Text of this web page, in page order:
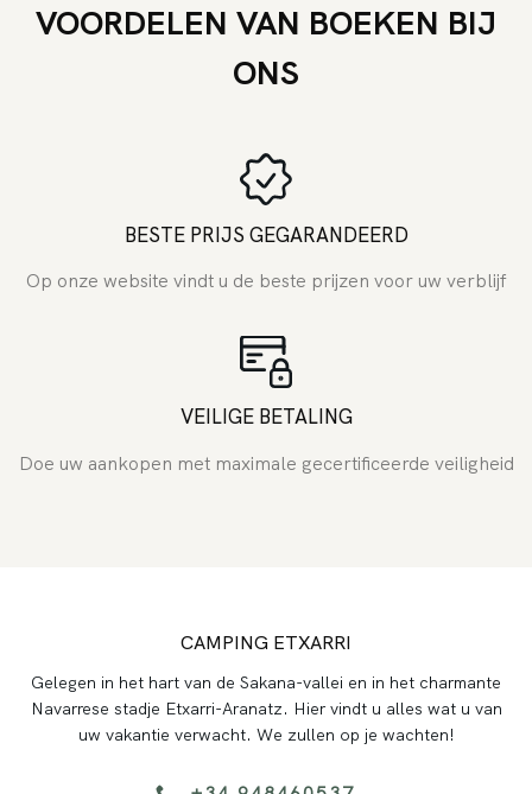
VOORDELEN VAN BOEKEN BIJ
ONS
BESTE PRIJS GEGARANDEERD
Op onze website vindt u de beste prijzen voor uw verblijf
VEILIGE BETALING
Doe uw aankopen met maximale gecertificeerde veiligheid
CAMPING ETXARRI
Gelegen in het hart van de Sakana-vallei en in het charmante
Navarrese stadje Etxarri-Aranatz. Hier vindt u alles wat u van
uw vakantie verwacht. We zullen op je wachten!